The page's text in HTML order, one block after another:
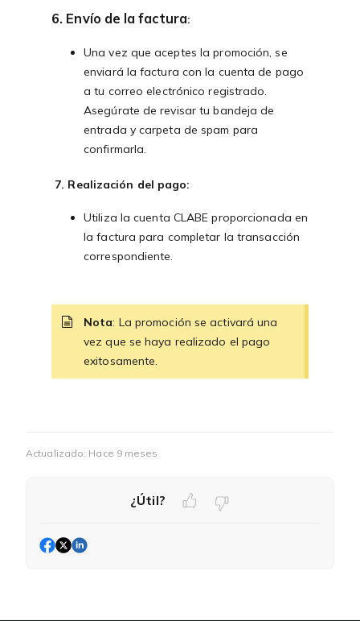
6. Envío de la factura:
Una vez que aceptes la promoción, se
enviará la factura con la cuenta de pago
a tu correo electrónico registrado.
Asegúrate de revisar tu bandeja de
entrada y carpeta de spam para
confirmarla.
7. Realización del pago:
Utiliza la cuenta CLABE proporcionada en
la factura para completar la transacción
correspondiente.
Nota: La promoción se activará una
vez que se haya realizado el pago
exitosamente.
Actualizado: Hace 9 meses
¿Útil?